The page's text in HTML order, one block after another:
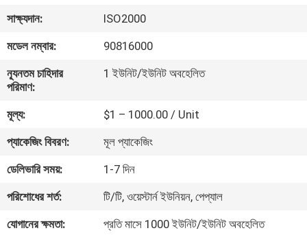
কারখানা
ভ্রমণ
নিয়ন্ত্রণ
যোগাযোগ
করুন
সাক্ষ্যদান:
ISO2000
মডেল নম্বার:
90816000
ন্যূনতম চাহিদার
পরিমাণ:
1 ইউনিট/ইউনিট অবহেলিত
মূল্য:
$1 – 1000.00 / Unit
প্যাকেজিং বিবরণ:
মূল প্যাকেজিং
ডেলিভারি সময়:
1-7 দিন
পরিশোধের শর্ত:
টি/টি, ওয়েস্টার্ন ইউনিয়ন, পেপ্যাল
যোগানের ক্ষমতা:
প্রতি মাসে 1000 ইউনিট/ইউনিট অবহেলিত